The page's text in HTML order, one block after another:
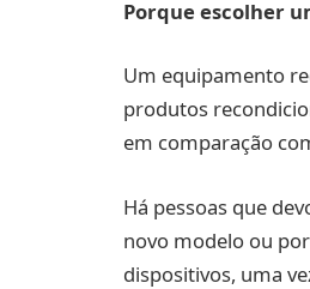
Porque escolher
Um equipamento
produtos
em comparação
Há pessoas que
novo modelo ou
dispositivos, uma